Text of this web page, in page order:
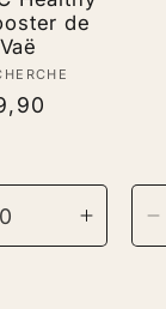
de
Vendor: